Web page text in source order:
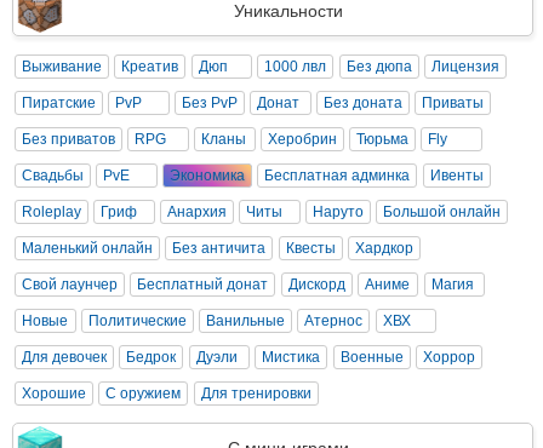
Уникальности
Выживание Креатив Дюп 1000 лвл Без дюпа Лицензия
Пиратские PvP Без PvP Донат Без доната Приваты
Без приватов RPG Кланы Херобрин Тюрьма Fly
Свадьбы PvE Экономика Бесплатная админка Ивенты
Roleplay Гриф Анархия Читы Наруто Большой онлайн
Маленький онлайн Без античита Квесты Хардкор
Свой лаунчер Бесплатный донат Дискорд Аниме Магия
Новые Политические Ванильные Атернос ХВХ
Для девочек Бедрок Дуэли Мистика Военные Хоррор
Хорошие С оружием Для тренировки